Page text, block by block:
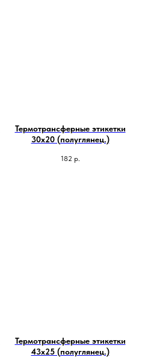
Термотрансферные этикетки
30х20 (полуглянец.)
182 р.
Термотрансферные этикетки
43х25 (полуглянец.)